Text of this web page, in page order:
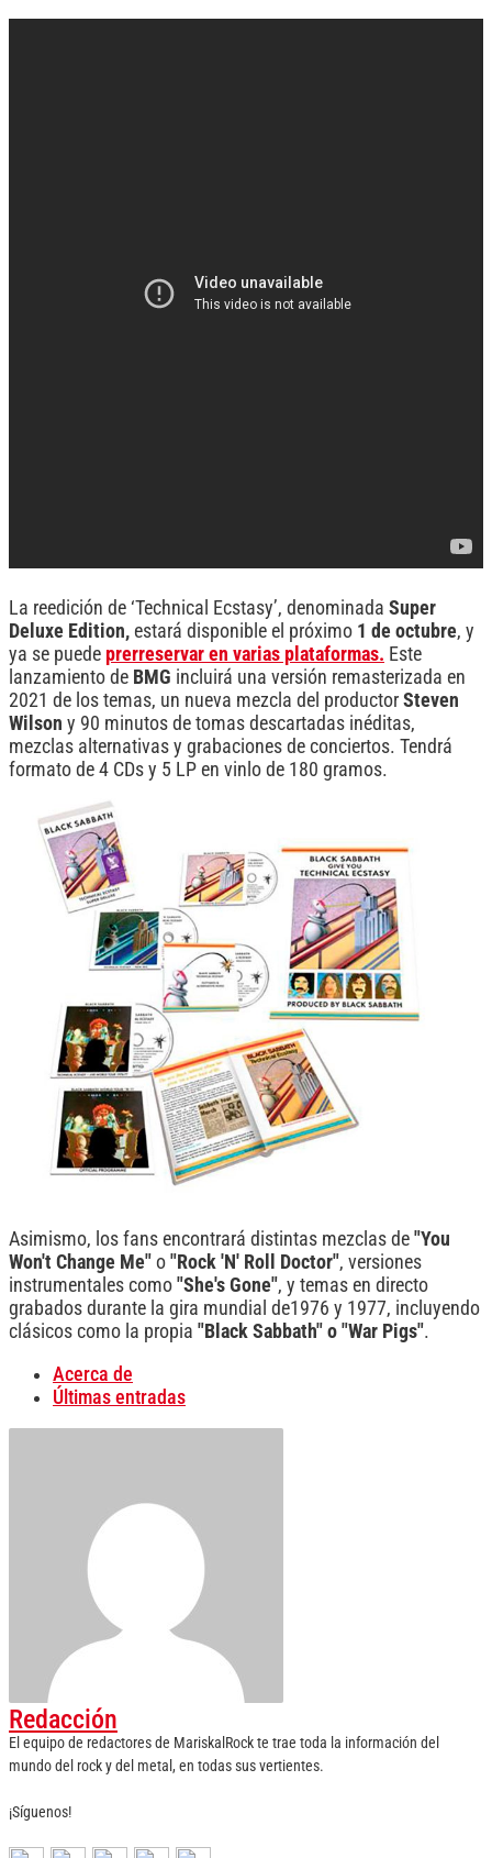
La reedición de ‘Technical Ecstasy’, denominada Super
Deluxe Edition, estará disponible el próximo 1 de octubre, y
ya se puede prerreservar en varias plataformas. Este
lanzamiento de BMG incluirá una versión remasterizada en
2021 de los temas, un nueva mezcla del productor Steven
Wilson y 90 minutos de tomas descartadas inéditas,
mezclas alternativas y grabaciones de conciertos. Tendrá
formato de 4 CDs y 5 LP en vinlo de 180 gramos.
Asimismo, los fans encontrará distintas mezclas de "You
Won't Change Me" o "Rock 'N' Roll Doctor", versiones
instrumentales como "She's Gone", y temas en directo
grabados durante la gira mundial de1976 y 1977, incluyendo
clásicos como la propia "Black Sabbath" o "War Pigs".
Acerca de
Últimas entradas
Redacción
El equipo de redactores de MariskalRock te trae toda la información del
mundo del rock y del metal, en todas sus vertientes.
¡Síguenos!